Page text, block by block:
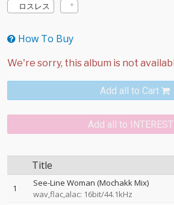
ロスレス
How To Buy
Add all to Cart
Add all to INTEREST
Title
1
See-Line Woman (Mochakk Mix)
wav,flac,alac: 16bit/44.1kHz